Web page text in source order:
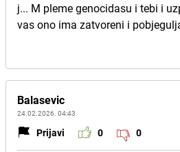
j... M pleme genocidasu i tebi i
vas ono ima zatvoreni i
Balasevic
24.02.2026. 04:43
Prijavi 0 0